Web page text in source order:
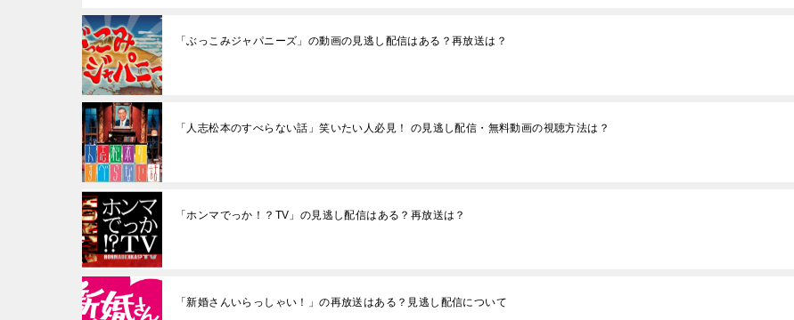
「ぶっこみジャパニーズ」の動画の見逃し配信はある？再放送は？
「人志松本のすべらない話」笑いたい人必見！ の見逃し配信・無料動画の視聴方法は？
「ホンマでっか！？TV」の見逃し配信はある？再放送は？
「新婚さんいらっしゃい！」の再放送はある？見逃し配信について